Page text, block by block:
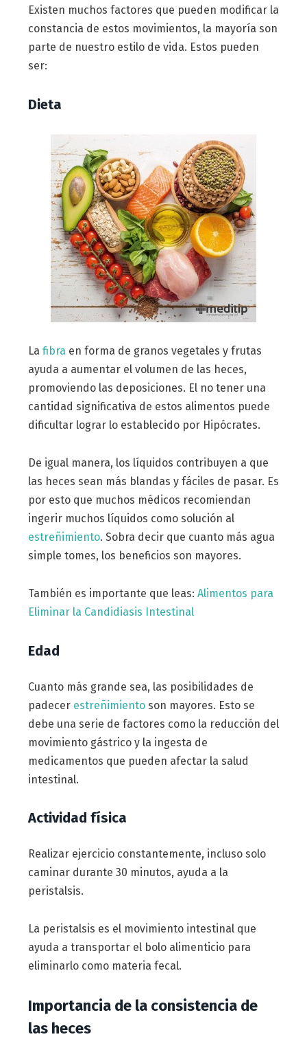
Existen muchos factores que pueden modificar la
constancia de estos movimientos, la mayoría son
parte de nuestro estilo de vida. Estos pueden
ser:
Dieta
La fibra en forma de granos vegetales y frutas
ayuda a aumentar el volumen de las heces,
promoviendo las deposiciones. El no tener una
cantidad significativa de estos alimentos puede
dificultar lograr lo establecido por Hipócrates.
De igual manera, los líquidos contribuyen a que
las heces sean más blandas y fáciles de pasar. Es
por esto que muchos médicos recomiendan
ingerir muchos líquidos como solución al
estreñimiento. Sobra decir que cuanto más agua
simple tomes, los beneficios son mayores.
También es importante que leas: Alimentos para
Eliminar la Candidiasis Intestinal
Edad
Cuanto más grande sea, las posibilidades de
padecer estreñimientoson mayores. Esto se
debe una serie de factores como la reducción del
movimiento gástrico y la ingesta de
medicamentos que pueden afectar la salud
intestinal.
Actividad física
Realizar ejercicio constantemente, incluso solo
caminar durante 30 minutos, ayuda a la
peristalsis.
La peristalsis es el movimiento intestinal que
ayuda a transportar el bolo alimenticio para
eliminarlo como materia fecal.
Importancia de la consistencia de
las heces